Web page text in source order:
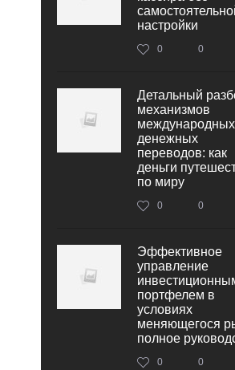
настройки
0 0
Детальный
механизмов
международных
денежных
переводов: как
деньги
по миру
0 0
Эффективное
управление
портфелем в
условиях
меняющегося
полное
0 0